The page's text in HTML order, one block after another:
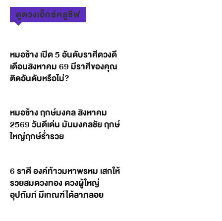
ดูดวงเอ็กซ์คลูซีฟ
หมอช้าง เปิด 5 อันดับราศีดวงดี
เดือนสิงหาคม 69 มีราศีของคุณ
ติดอันดับหรือไม่?
หมอช้าง ฤกษ์มงคล สิงหาคม
2569 วันดีเด่น มันมงคลชัย ฤกษ์
ใหญ่ฤกษ์ร่ำรวย
6 ราศี องค์ท้าวมหาพรหม เสกให้
รวยสมดวงทอง ดวงผู้ใหญ่
อุปถัมภ์ มีเกณฑ์ได้ลาภลอย